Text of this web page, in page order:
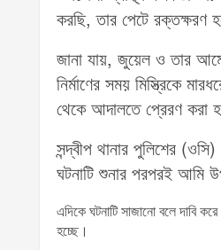
করছি, তার পেটে রক্তক্ষরণ
জানা যায়, জুয়েল ও তার
নির্মাণের সময় মিস্ত্রিকে
থেকে আদালতে প্রেরণ করা
সন্দ্বীপ থানার পুলিশের
ঘটনাটি শুনার পরপরই আমি
এদিকে ঘটনাটি সাজানো বলে দাবি
হচ্ছে।